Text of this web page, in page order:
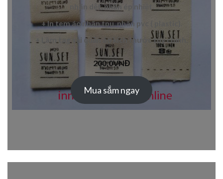
nhãn dệt,nhãn ép nhiệt
+ Intem áo nhãn tpu,nhãn pvc
àm tag vải quần áo kích thước tùy chỉnh.
200,0VNĐ
Mua sắm ngay